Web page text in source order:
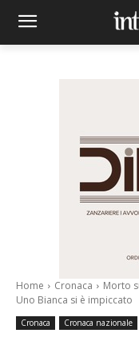
Home Cronaca
Morto
Uno Bianca si è impiccato
Cronaca Cronaca nazionale